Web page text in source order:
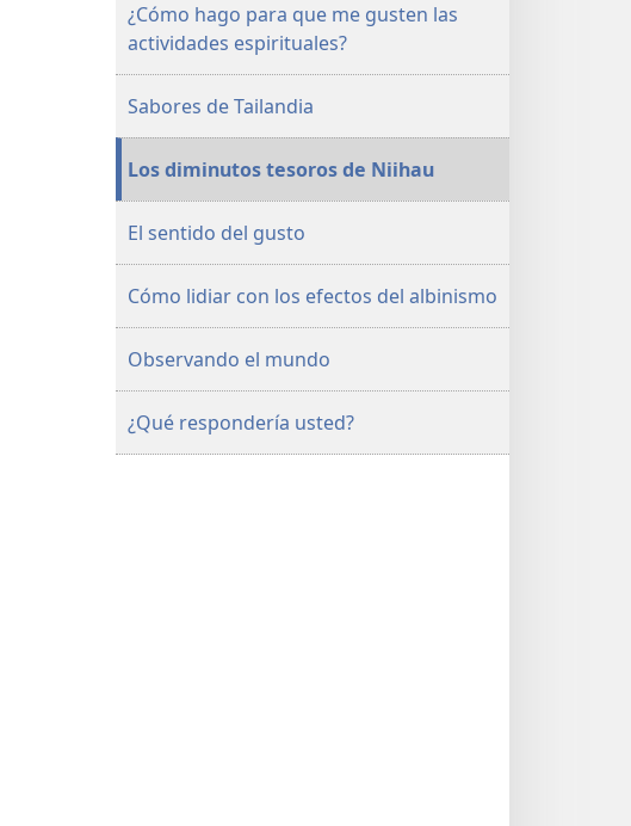
¿Cómo hago para que me gusten las
actividades espirituales?
Sabores de Tailandia
Los diminutos tesoros de Niihau
El sentido del gusto
Cómo lidiar con los efectos del albinismo
Observando el mundo
¿Qué respondería usted?